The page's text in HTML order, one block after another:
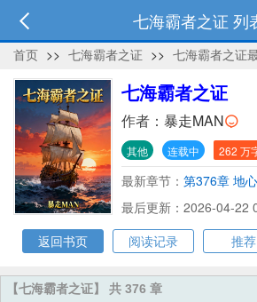
七海霸者之证 列
首页 >> 七海霸者之证 >> 七海霸者之证
七海霸者之证
作者： 暴走MAN
其他 连载中 262 万
最新章节： 第376章 地
最后更新：2026-04-22
返回书页
阅读记录 推荐
【七海霸者之证】 共 376 章